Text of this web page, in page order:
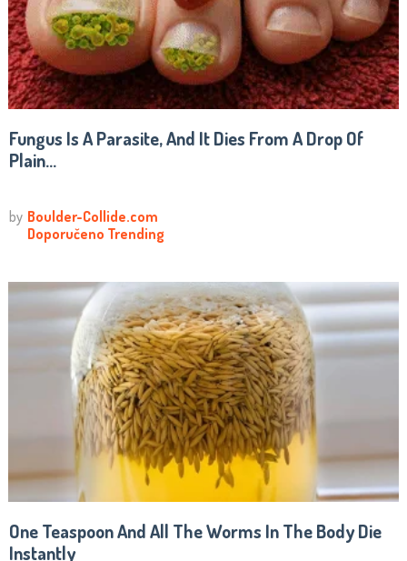
Fungus Is A Parasite, And It Dies From A Drop Of
Plain...
One Teaspoon And All The Worms In The Body Die
Instantly